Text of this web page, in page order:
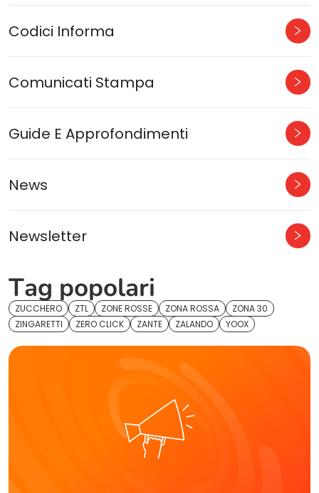
Codici Informa
Comunicati Stampa
Guide E Approfondimenti
News
Newsletter
Tag popolari
ZUCCHERO ZTL ZONE ROSSE ZONA ROSSA
ZONA 30
ZINGARETTI
ZERO CLICK ZANTE ZALANDO YOOX